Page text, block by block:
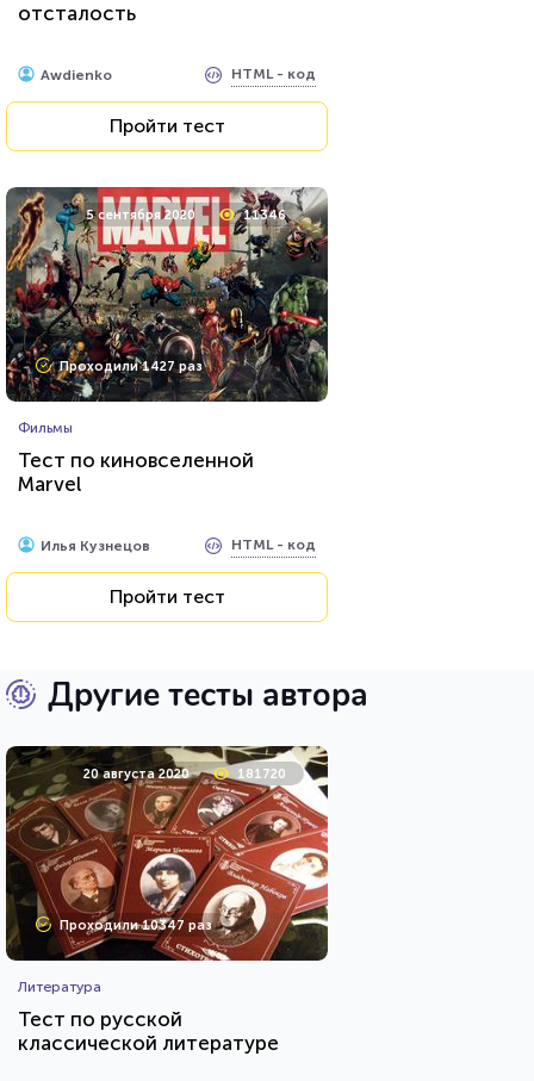
отсталость
Awdienko HTML - код
Пройти тест
5 сентября 2020 11346
Проходили 1427 раз
Фильмы
Тест по киновселенной
Marvel
Илья Кузнецов HTML - код
Пройти тест
Другие тесты автора
20 августа 2020 181720
Проходили 10347 раз
Литература
Тест по русской
классической литературе